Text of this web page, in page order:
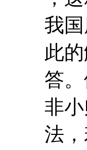
我
此
答
非
法